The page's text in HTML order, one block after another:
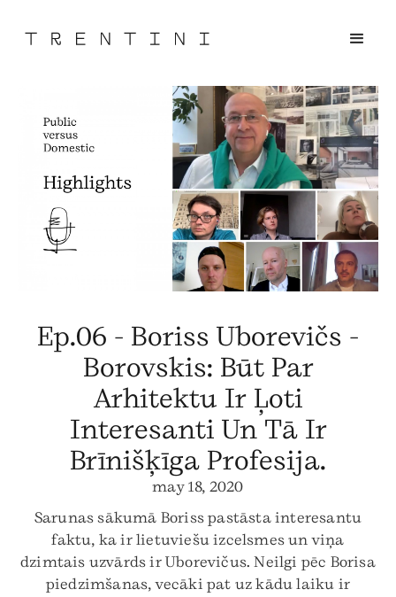
Ep.06 - Boriss Uborevičs -
Borovskis: Būt Par
Arhitektu Ir Ļoti
Interesanti Un Tā Ir
Brīnišķīga Profesija.
may 18, 2020
Sarunas sākumā Boriss pastāsta interesantu
faktu, ka ir lietuviešu izcelsmes un viņa
dzimtais uzvārds ir Uborevičus. Neilgi pēc Borisa
piedzimšanas, vecāki pat uz kādu laiku ir